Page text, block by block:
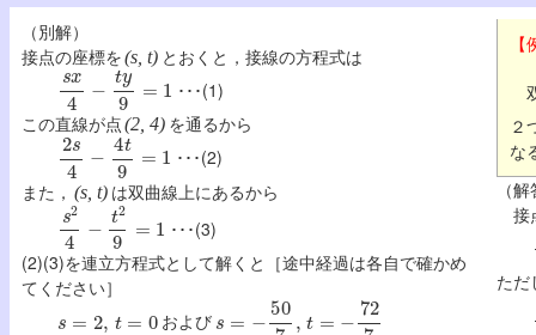
（別解）
接点の座標を(s, t) とおくと，接線の方程式は
sx4 −t y9= 1
･･･(1)
この直線が点(2, 4) を通るから
2s4 t9= 1
･･･(2)
また， (s, t) は双曲線上にあるから
s2 29
･･･(3)
(2)(3)を連立方程式として解くと［途中経過は各自で確かめ
てください］
= および 7,t
２
な
（
接
ただ